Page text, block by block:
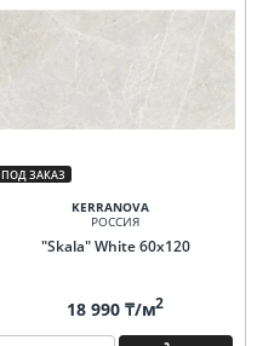
ПОД ЗАКАЗ
KERRANOVA
РОССИЯ
"Skala" White 60х120
18 990 ₸/м2